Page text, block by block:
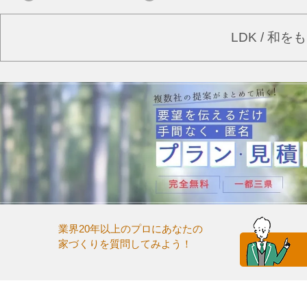
LDK / 和を
業界20年以上のプロにあなたの
家づくりを質問してみよう！